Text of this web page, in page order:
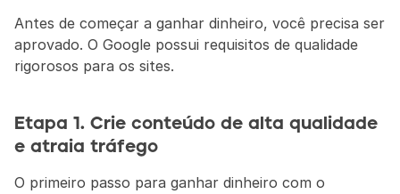
Antes de começar a ganhar dinheiro, você precisa ser
aprovado. O Google possui requisitos de qualidade
rigorosos para os sites.
Etapa 1. Crie conteúdo de alta qualidade
e atraia tráfego
O primeiro passo para ganhar dinheiro com o